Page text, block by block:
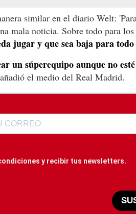
similar en el diario Welt:
mala noticia. Sobre todo para los
jugar y que sea baja para
un súperequipo aunque no
el medio del Real Madrid.
y recibir tus newsletters.